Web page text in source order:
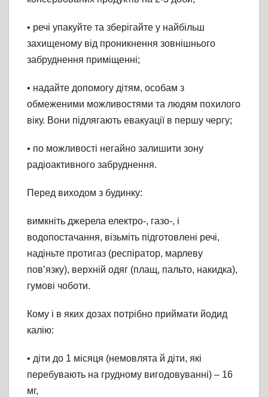
• речі упакуйте та зберігайте у найбільш
захищеному від проникнення зовнішнього
забруднення приміщенні;
• надайте допомогу дітям, особам з
обмеженими можливостями та людям похилого
віку. Вони підлягають евакуації в першу чергу;
• по можливості негайно залишити зону
радіоактивного забруднення.
Перед виходом з будинку:
вимкніть джерела електро-, газо-, і
водопостачання, візьміть підготовлені речі,
надіньте протигаз (респіратор, марлеву
пов’язку), верхній одяг (плащ, пальто, накидка),
гумові чоботи.
Кому і в яких дозах потрібно приймати йодид
калію:
• діти до 1 місяця (немовлята й діти, які
перебувають на грудному вигодовуванні) – 16
мг,